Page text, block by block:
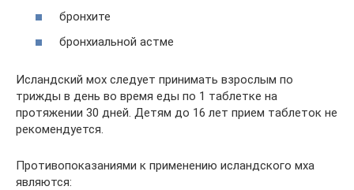
бронхите
бронхиальной астме
Исландский мох следует принимать взрослым по
трижды в день во время еды по 1 таблетке на
протяжении 30 дней. Детям до 16 лет прием таблеток не
рекомендуется.
Противопоказаниями к применению исландского мха
являются: